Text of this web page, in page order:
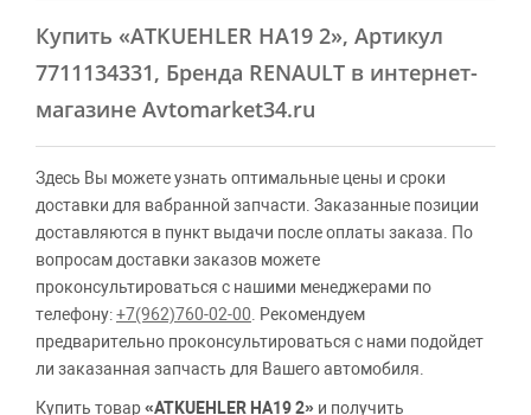
Купить «ATKUEHLER HA19 2», Артикул
7711134331, Бренда RENAULT в интернет-
магазине Avtomarket34.ru
Здесь Вы можете узнать оптимальные цены и сроки
доставки для вабранной запчасти. Заказанные позиции
доставляются в пункт выдачи после оплаты заказа. По
вопросам доставки заказов можете
проконсультироваться с нашими менеджерами по
телефону:+7(962)760-02-00 . Рекомендуем
предварительно проконсультироваться с нами подойдет
ли заказанная запчасть для Вашего автомобиля.
Купить товар«ATKUEHLER HA19 2» и получить